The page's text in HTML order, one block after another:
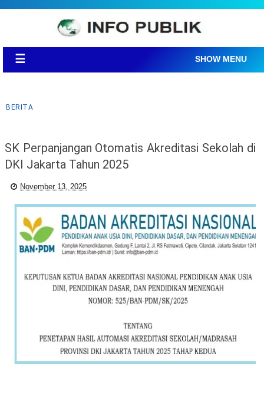
☰ SHOW MENU
BERITA
SK Perpanjangan Otomatis Akreditasi Sekolah di
DKI Jakarta Tahun 2025
November 13, 2025